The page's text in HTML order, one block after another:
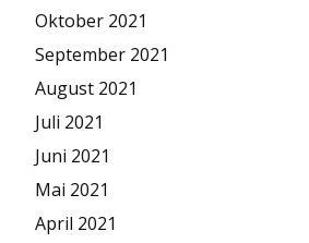
Oktober 2021
September 2021
August 2021
Juli 2021
Juni 2021
Mai 2021
April 2021